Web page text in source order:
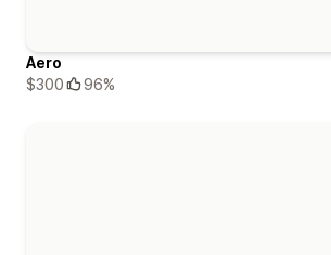
Aero
$300
96%